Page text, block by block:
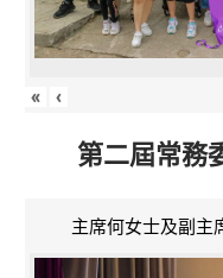
« ‹
第二屆常
主席何女士及副主